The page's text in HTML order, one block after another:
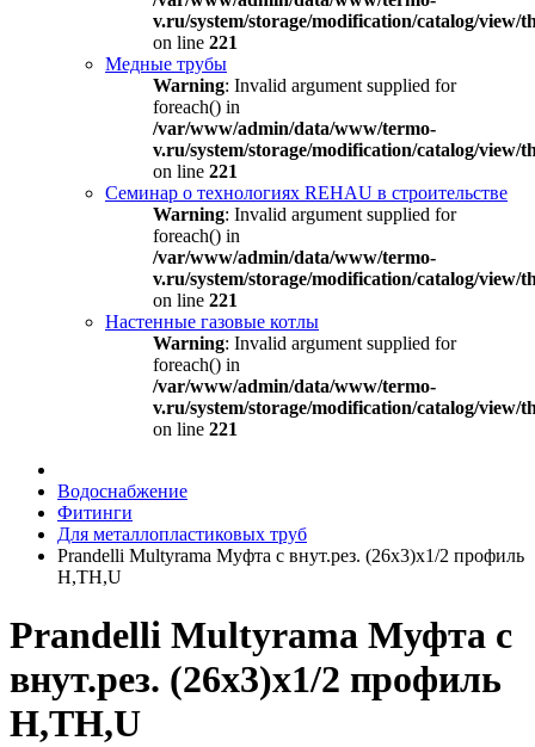
v.ru/system/storage/modification/catalog/view/
on line 221
Медные трубы
Warning: Invalid argument supplied for
foreach() in
/var/www/admin/data/www/termo-
v.ru/system/storage/modification/catalog/view/
on line 221
Семинар о технологиях REHAU в строительстве
Warning: Invalid argument supplied for
foreach() in
/var/www/admin/data/www/termo-
v.ru/system/storage/modification/catalog/view/
on line 221
Настенные газовые котлы
Warning: Invalid argument supplied for
foreach() in
/var/www/admin/data/www/termo-
v.ru/system/storage/modification/catalog/view/
on line 221
Водоснабжение
Фитинги
Для металлопластиковых труб
Prandelli Multyrama Муфта с внут.рез. (26х3)х1/2 профиль
H,TH,U
Prandelli Multyrama Муфта с
внут.рез. (26х3)х1/2 профиль
H,TH,U